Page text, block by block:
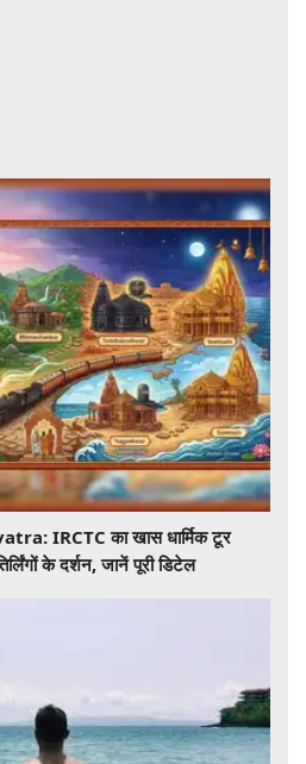
IRCTC का खास धार्मिक टूर
के दर्शन, जानें पूरी डिटेल